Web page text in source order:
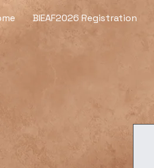
BIEAF2026 Registration